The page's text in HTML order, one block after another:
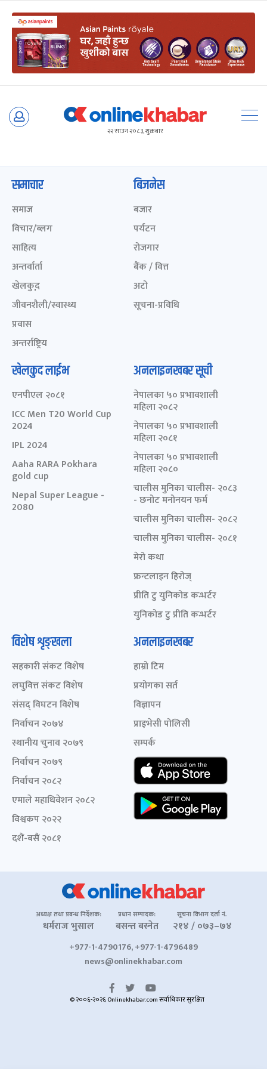
Skip
२२ साउन २०८३, शुक्रबार
समाचार
समाज
विचार/ब्लग
साहित्य
अन्तर्वार्ता
खेलकुद़़
जीवनशैली/स्वास्थ्य
प्रवास
अन्तर्राष्ट्रिय
बिजनेस
बजार
पर्यटन
रोजगार
बैंक / वित्त
अटो
सूचना-प्रविधि
खेलकुद लाईभ
एनपीएल २०८१
ICC Men T20 World Cup
2024
IPL 2024
Aaha RARA Pokhara
gold cup
Nepal Super League -
2080
अनलाइनखबर सूची
नेपालका ५० प्रभावशाली
महिला २०८२
नेपालका ५० प्रभावशाली
महिला २०८१
नेपालका ५० प्रभावशाली
महिला २०८०
चालीस मुनिका चालीस- २०८३
- छनोट मनोनयन फर्म
चालीस मुनिका चालीस- २०८२
चालीस मुनिका चालीस- २०८१
मेरो कथा
फ्रन्टलाइन हिरोज्
प्रीति टु युनिकोड कन्भर्टर
युनिकोड टु प्रीति कन्भर्टर
विशेष शृङ्खला
सहकारी संकट विशेष
लघुवित्त संकट विशेष
संसद् विघटन विशेष
निर्वाचन २०७४
स्थानीय चुनाव २०७९
निर्वाचन २०७९
निर्वाचन २०८२
एमाले महाधिवेशन २०८२
विश्वकप २०२२
दशैं-बसैं २०८१
अनलाइनखबर
हाम्रो टिम
प्रयोगका सर्त
विज्ञापन
प्राइभेसी पोलिसी
सम्पर्क
अध्यक्ष तथा प्रबन्ध निर्देशक:
धर्मराज भुसाल
प्रधान सम्पादक:
बसन्त बस्नेत
सूचना विभाग दर्ता नं.
२१४ / ०७३–७४
+977-1-4790176, +977-1-4796489
news@onlinekhabar.com
© २००६-२०२६ Onlinekhabar.com सर्वाधिकार सुरक्षित